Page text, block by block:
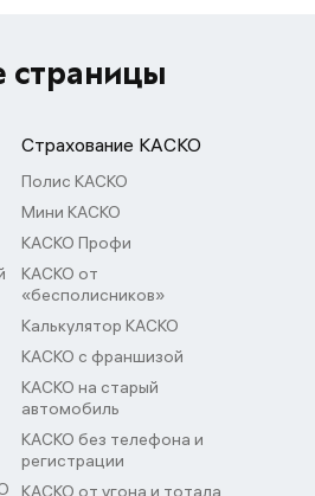
страницы
Страхование КАСКО
Полис КАСКО
Мини КАСКО
КАСКО Профи
КАСКО от
«бесполисников»
Калькулятор КАСКО
КАСКО с франшизой
КАСКО на старый
автомобиль
КАСКО без телефона и
регистрации
КАСКО от угона и тотала